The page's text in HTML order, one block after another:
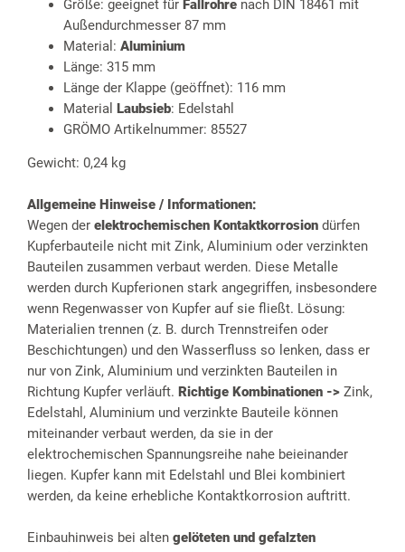
Größe: geeignet für Fallrohre nach DIN 18461 mit
Außendurchmesser 87 mm
Material: Aluminium
Länge: 315 mm
Länge der Klappe (geöffnet): 116 mm
Material Laubsieb: Edelstahl
GRÖMO Artikelnummer: 85527
Gewicht: 0,24 kg
Allgemeine Hinweise / Informationen:
Wegen der elektrochemischen Kontaktkorrosion dürfen
Kupferbauteile nicht mit Zink, Aluminium oder verzinkten
Bauteilen zusammen verbaut werden. Diese Metalle
werden durch Kupferionen stark angegriffen, insbesondere
wenn Regenwasser von Kupfer auf sie fließt. Lösung:
Materialien trennen (z. B. durch Trennstreifen oder
Beschichtungen) und den Wasserfluss so lenken, dass er
nur von Zink, Aluminium und verzinkten Bauteilen in
Richtung Kupfer verläuft. Richtige Kombinationen -> Zink,
Edelstahl, Aluminium und verzinkte Bauteile können
miteinander verbaut werden, da sie in der
elektrochemischen Spannungsreihe nahe beieinander
liegen. Kupfer kann mit Edelstahl und Blei kombiniert
werden, da keine erhebliche Kontaktkorrosion auftritt.
Einbauhinweis bei alten gelöteten und gefalzten